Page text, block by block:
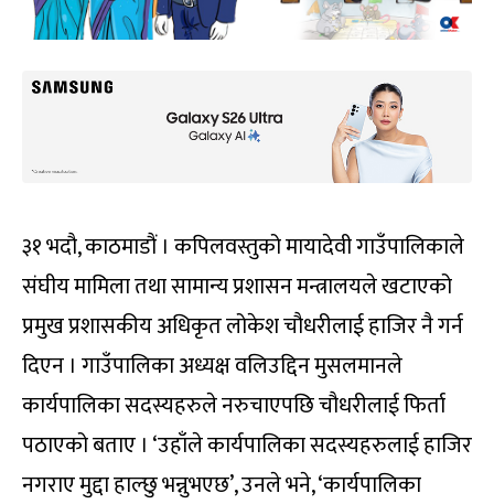
३१ भदौ, काठमाडौं । कपिलवस्तुको मायादेवी गाउँपालिकाले
संघीय मामिला तथा सामान्य प्रशासन मन्त्रालयले खटाएको
प्रमुख प्रशासकीय अधिकृत लोकेश चौधरीलाई हाजिर नै गर्न
दिएन । गाउँपालिका अध्यक्ष वलिउद्दिन मुसलमानले
कार्यपालिका सदस्यहरुले नरुचाएपछि चौधरीलाई फिर्ता
पठाएको बताए । ‘उहाँले कार्यपालिका सदस्यहरुलाई हाजिर
नगराए मुद्दा हाल्छु भन्नुभएछ’, उनले भने, ‘कार्यपालिका